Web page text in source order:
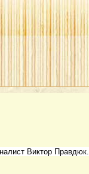
Виктор Правдюк.